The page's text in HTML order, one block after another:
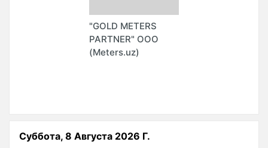
"GOLD METERS
PARTNER" ООО
(Meters.uz)
Суббота, 8 Августа 2026 Г.